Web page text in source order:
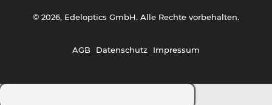
AGB Datenschutz Impressum
© 2026, Edeloptics GmbH. Alle Rechte vorbehalten.